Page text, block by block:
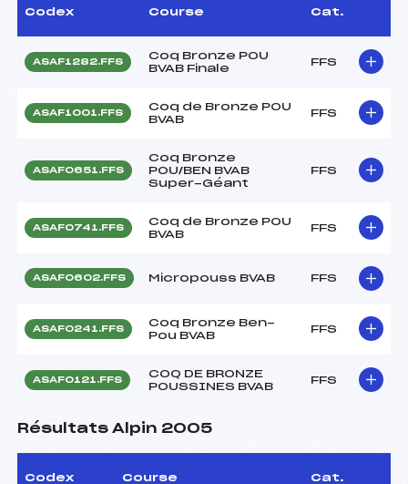
Codex Course Cat.
ASAF1282.FFS
Coq Bronze POU
BVAB Finale
FFS
ASAF1001.FFS
Coq de Bronze POU
BVAB
FFS
ASAF0651.FFS
Coq Bronze
POU/BEN BVAB
Super-Géant
FFS
ASAF0741.FFS
Coq de Bronze POU
BVAB
FFS
ASAF0602.FFS Micropouss BVAB FFS
ASAF0241.FFS
Coq Bronze Ben-
Pou BVAB
FFS
ASAF0121.FFS
COQ DE BRONZE
POUSSINES BVAB
FFS
Résultats Alpin 2005
Codex Course Cat.